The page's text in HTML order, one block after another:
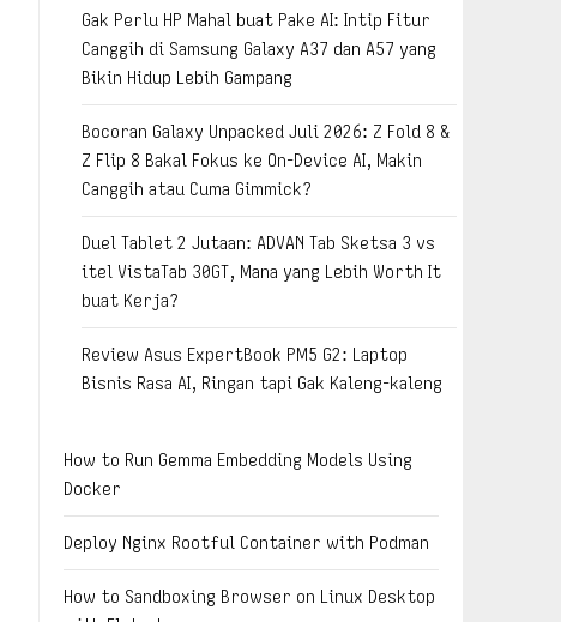
Gak Perlu HP Mahal buat Pake AI: Intip Fitur
Canggih di Samsung Galaxy A37 dan A57 yang
Bikin Hidup Lebih Gampang
Bocoran Galaxy Unpacked Juli 2026: Z Fold 8 &
Z Flip 8 Bakal Fokus ke On-Device AI, Makin
Canggih atau Cuma Gimmick?
Duel Tablet 2 Jutaan: ADVAN Tab Sketsa 3 vs
itel VistaTab 30GT, Mana yang Lebih Worth It
buat Kerja?
Review Asus ExpertBook PM5 G2: Laptop
Bisnis Rasa AI, Ringan tapi Gak Kaleng-kaleng
How to Run Gemma Embedding Models Using
Docker
Deploy Nginx Rootful Container with Podman
How to Sandboxing Browser on Linux Desktop